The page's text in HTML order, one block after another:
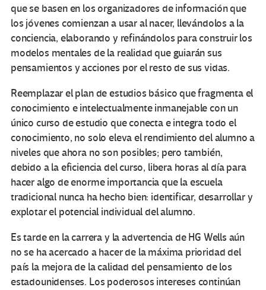
que se basen en los organizadores de información que
los jóvenes comienzan a usar al nacer, llevándolos a la
conciencia, elaborando y refinándolos para construir los
modelos mentales de la realidad que guiarán sus
pensamientos y acciones por el resto de sus vidas.
Reemplazar el plan de estudios básico que fragmenta el
conocimiento e intelectualmente inmanejable con un
único curso de estudio que conecta e integra todo el
conocimiento, no solo eleva el rendimiento del alumno a
niveles que ahora no son posibles; pero también,
debido a la eficiencia del curso, libera horas al día para
hacer algo de enorme importancia que la escuela
tradicional nunca ha hecho bien: identificar, desarrollar y
explotar el potencial individual del alumno.
Es tarde en la carrera y la advertencia de HG Wells aún
no se ha acercado a hacer de la máxima prioridad del
país la mejora de la calidad del pensamiento de los
estadounidenses. Los poderosos intereses continúan